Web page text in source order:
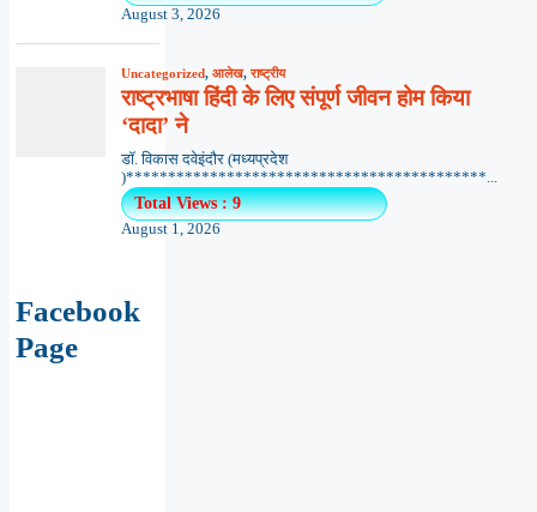
August 3, 2026
Uncategorized, आलेख,राष्ट्रीय
राष्ट्रभाषा हिंदी के लिए संपूर्ण जीवन होम किया
‘दादा’ ने
डॉ. विकास दवेइंदौर (मध्यप्रदेश
)*******************************************...
Total Views : 9
August 1, 2026
Facebook
Page